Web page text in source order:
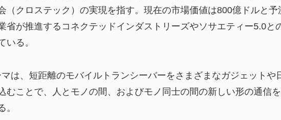
（クロステック）の実現を指す。現在の市場価値は800億ドルと予
省が推進するコネクテッドインダストリーズやソサエティー5.0と
いる。
は、短距離のモバイルトランシーバーをさまざまなガジェットや
むことで、人とモノの間、およびモノ同士の間の新しい形の通信
。